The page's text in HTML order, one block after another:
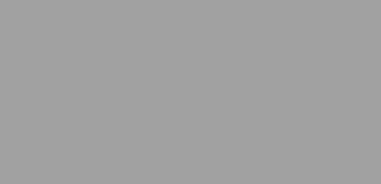
en los municipios alicantinos, entre
la comunidad en San Miguel de Salinas